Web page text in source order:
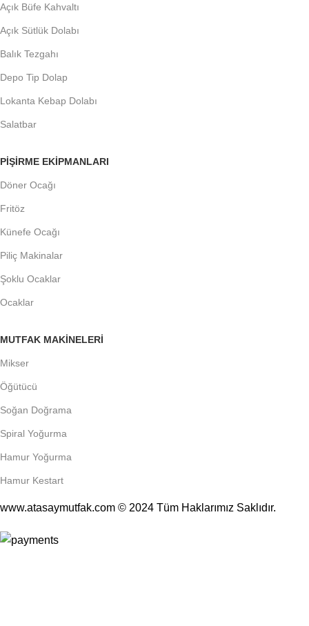
Açık Büfe Kahvaltı
Açık Sütlük Dolabı
Balık Tezgahı
Depo Tip Dolap
Lokanta Kebap Dolabı
Salatbar
PIŞIRME EKIPMANLARI
Döner Ocağı
Fritöz
Künefe Ocağı
Piliç Makinalar
Şoklu Ocaklar
Ocaklar
MUTFAK MAKINELERI
Mikser
Öğütücü
Soğan Doğrama
Spiral Yoğurma
Hamur Yoğurma
Hamur Kestart
www.atasaymutfak.com © 2024 Tüm Haklarımız Saklıdır.